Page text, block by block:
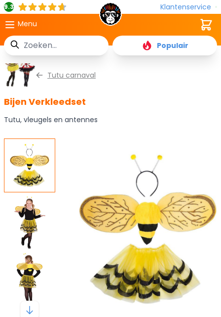
9.3
Klantenservice
Menu
Zoek
Populair
Cart
Tutu carnaval
Bijen Verkleedset
Tutu, vleugels en antennes